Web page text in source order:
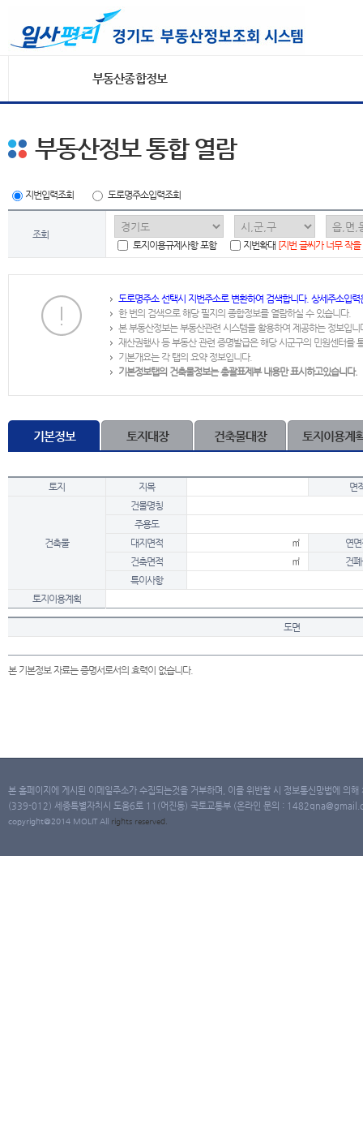
부동산종합정보
부동산정보 통합 열람
지번입력조회 도로명주소입력조회
조회
토지이용규제사항 포함
지번확대 [지번 글씨가 너무 작
도로명주소 선택시 지번주소로 변환하여 검색합니다. 상세주소입
한 번의 검색으로 해당 필지의 종합정보를 열람하실 수 있습니다.
본 부동산정보는 부동산관련 시스템을 활용하여 제공하는 정보입니
재산권행사 등 부동산 관련 증명발급은 해당 시군구의 민원센터를
기본개요는 각 탭의 요약 정보입니다.
기본정보탭의 건축물정보는 총괄표제부 내용만 표시하고있습니다.
기본정보 토지대장 건축물대장 토지이용계
토지 지목 면
건축물
건물명칭
주용도
대지면적
㎡
연
건축면적
㎡
건
특이사항
토지이용계획
도면
본 기본정보 자료는 증명서로서의 효력이 없습니다.
본 홈페이지에 게시된 이메일주소가 수집되는것을 거부하며, 이를 위반할 시 정보통신망법에 의
(339-012) 세종특별자치시 도움6로 11(어진동) 국토교통부 (온라인 문의 :
copyright@2014 MOLIT All rights reserved.